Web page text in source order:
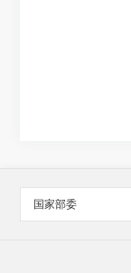
国家部委